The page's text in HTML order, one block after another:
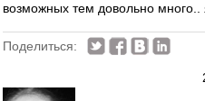
возможных тем довольно много..
Поделиться: